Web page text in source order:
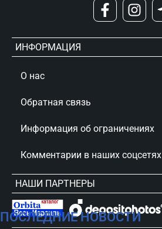
ПОСЛЕДНИЕ НОВОСТИ
ИНФОРМАЦИЯ
О нас
Обратная связь
Информация об ограничениях
Комментарии в наших соцсетях
НАШИ ПАРТНЕРЫ